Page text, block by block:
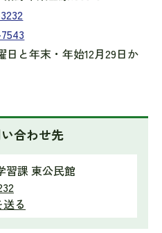
日と年末・年始12月29日か
合わせ先
習課 東公民館
る